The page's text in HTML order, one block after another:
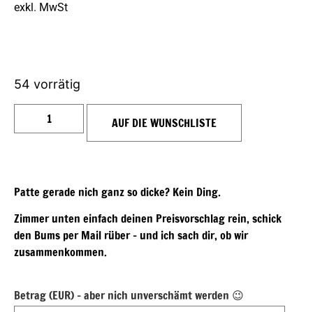
exkl. MwSt
54 vorrätig
AUF DIE WUNSCHLISTE
Patte gerade nich ganz so dicke? Kein Ding.
Zimmer unten einfach deinen Preisvorschlag rein, schick
den Bums per Mail rüber – und ich sach dir, ob wir
zusammenkommen.
Betrag (EUR) - aber nich unverschämt werden 😉